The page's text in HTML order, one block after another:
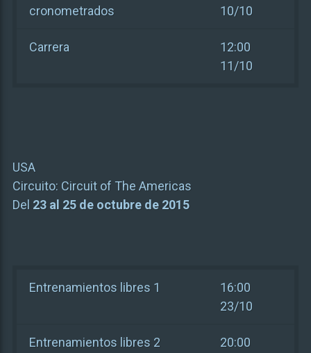
cronometrados
10/10
Carrera
12:00
11/10
USA
Circuito: Circuit of The Americas
Del 23 al 25 de octubre de 2015
Entrenamientos libres 1
16:00
23/10
Entrenamientos libres 2
20:00